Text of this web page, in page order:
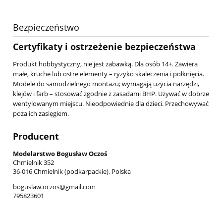
Bezpieczeństwo
Certyfikaty i ostrzeżenie bezpieczeństwa
Produkt hobbystyczny, nie jest zabawką. Dla osób 14+. Zawiera
małe, kruche lub ostre elementy – ryzyko skaleczenia i połknięcia.
Modele do samodzielnego montażu; wymagają użycia narzędzi,
klejów i farb – stosować zgodnie z zasadami BHP. Używać w dobrze
wentylowanym miejscu. Nieodpowiednie dla dzieci. Przechowywać
poza ich zasięgiem.
Producent
Modelarstwo Bogusław Oczoś
Chmielnik 352
36-016 Chmielnik (podkarpackie), Polska
boguslaw.oczos@gmail.com
795823601